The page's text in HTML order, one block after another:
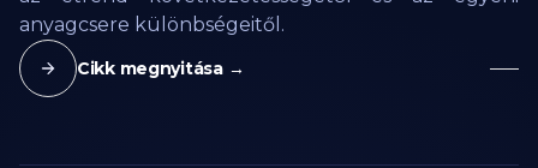
anyagcsere különbségeitől.
Cikk megnyitása →